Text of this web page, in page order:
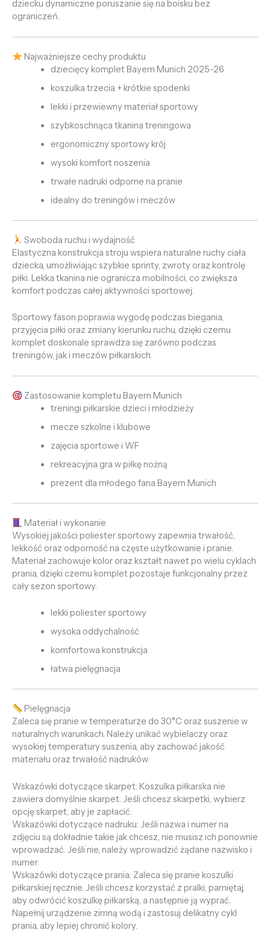
dziecku dynamiczne poruszanie się na boisku bez
ograniczeń.
Najważniejsze cechy produktu
dziecięcy komplet Bayern Munich 2025-26
koszulka trzecia + krótkie spodenki
lekki i przewiewny materiał sportowy
szybkoschnąca tkanina treningowa
ergonomiczny sportowy krój
wysoki komfort noszenia
trwałe nadruki odporne na pranie
idealny do treningów i meczów
Swoboda ruchu i wydajność
Elastyczna konstrukcja stroju wspiera naturalne ruchy ciała
dziecka, umożliwiając szybkie sprinty, zwroty oraz kontrolę
piłki. Lekka tkanina nie ogranicza mobilności, co zwiększa
komfort podczas całej aktywności sportowej.
Sportowy fason poprawia wygodę podczas biegania,
przyjęcia piłki oraz zmiany kierunku ruchu, dzięki czemu
komplet doskonale sprawdza się zarówno podczas
treningów, jak i meczów piłkarskich.
Zastosowanie kompletu Bayern Munich
treningi piłkarskie dzieci i młodzieży
mecze szkolne i klubowe
zajęcia sportowe i WF
rekreacyjna gra w piłkę nożną
prezent dla młodego fana Bayern Munich
Materiał i wykonanie
Wysokiej jakości poliester sportowy zapewnia trwałość,
lekkość oraz odporność na częste użytkowanie i pranie.
Materiał zachowuje kolor oraz kształt nawet po wielu cyklach
prania, dzięki czemu komplet pozostaje funkcjonalny przez
cały sezon sportowy.
lekki poliester sportowy
wysoka oddychalność
komfortowa konstrukcja
łatwa pielęgnacja
Pielęgnacja
Zaleca się pranie w temperaturze do 30°C oraz suszenie w
naturalnych warunkach. Należy unikać wybielaczy oraz
wysokiej temperatury suszenia, aby zachować jakość
materiału oraz trwałość nadruków.
Wskazówki dotyczące skarpet: Koszulka piłkarska nie
zawiera domyślnie skarpet. Jeśli chcesz skarpetki, wybierz
opcję skarpet, aby je zapłacić.
Wskazówki dotyczące nadruku: Jeśli nazwa i numer na
zdjęciu są dokładnie takie jak chcesz, nie musisz ich ponownie
wprowadzać. Jeśli nie, należy wprowadzić żądane nazwisko i
numer.
Wskazówki dotyczące prania: Zaleca się pranie koszulki
piłkarskiej ręcznie. Jeśli chcesz korzystać z pralki, pamiętaj,
aby odwrócić koszulkę piłkarską, a następnie ją wyprać.
Napełnij urządzenie zimną wodą i zastosuj delikatny cykl
prania, aby lepiej chronić kolory.